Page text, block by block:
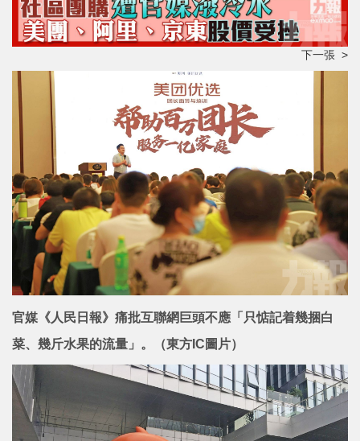
下一張 >
官媒《人民日報》痛批互聯網巨頭不應「只惦記着幾捆白
菜、幾斤水果的流量」。（東方IC圖片）